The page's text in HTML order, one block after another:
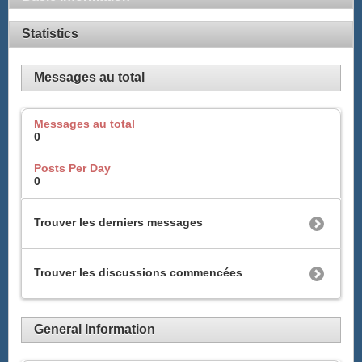
Statistics
Messages au total
Messages au total
0
Posts Per Day
0
Trouver les derniers messages
Trouver les discussions commencées
General Information